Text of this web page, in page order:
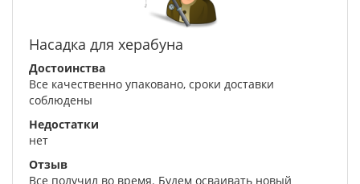
Насадка для херабуна
Достоинства
Все качественно упаковано, сроки доставки
соблюдены
Недостатки
нет
Отзыв
Все получил во время. Будем осваивать новый